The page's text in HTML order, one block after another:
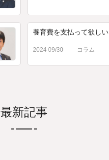
養育費を支払って欲しい
2024 09/30 コラム
最新記事